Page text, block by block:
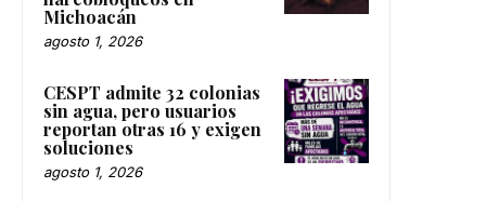
Michoacán
agosto 1, 2026
CESPT admite 32 colonias
sin agua, pero usuarios
reportan otras 16 y exigen
soluciones
agosto 1, 2026